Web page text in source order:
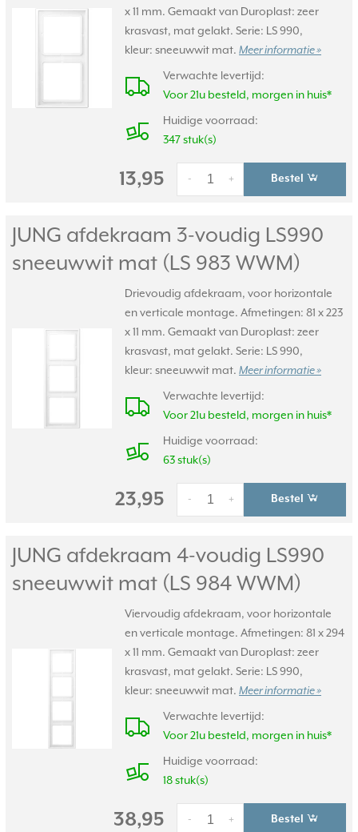
x 11 mm. Gemaakt van Duroplast: zeer
krasvast, mat gelakt. Serie: LS 990,
kleur: sneeuwwit mat. Meer informatie »
Verwachte levertijd:
Voor 21u besteld, morgen in huis*
Huidige voorraad:
347 stuk(s)
13,95 +
- Bestel
JUNG afdekraam 3-voudig LS990
sneeuwwit mat (LS 983 WWM)
Drievoudig afdekraam, voor horizontale
en verticale montage. Afmetingen: 81 x 223
x 11 mm. Gemaakt van Duroplast: zeer
krasvast, mat gelakt. Serie: LS 990,
kleur: sneeuwwit mat. Meer informatie »
Verwachte levertijd:
Voor 21u besteld, morgen in huis*
Huidige voorraad:
63 stuk(s)
23,95 +
- Bestel
JUNG afdekraam 4-voudig LS990
sneeuwwit mat (LS 984 WWM)
Viervoudig afdekraam, voor horizontale
en verticale montage. Afmetingen: 81 x 294
x 11 mm. Gemaakt van Duroplast: zeer
krasvast, mat gelakt. Serie: LS 990,
kleur: sneeuwwit mat. Meer informatie »
Verwachte levertijd:
Voor 21u besteld, morgen in huis*
Huidige voorraad:
18 stuk(s)
38,95 +
- Bestel